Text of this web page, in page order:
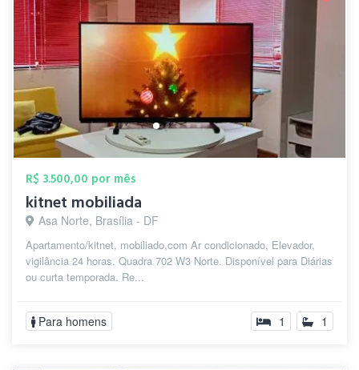
R$ 3.500,00 por mês
kitnet mobiliada
Asa Norte, Brasília - DF
Apartamento/kitnet, mobiliado,com Ar condicionado, Elevador,
vigilância 24 horas. Quadra 702 W3 Norte. Disponível para Diárias
ou curta temporada. Re...
Para homens 1 1